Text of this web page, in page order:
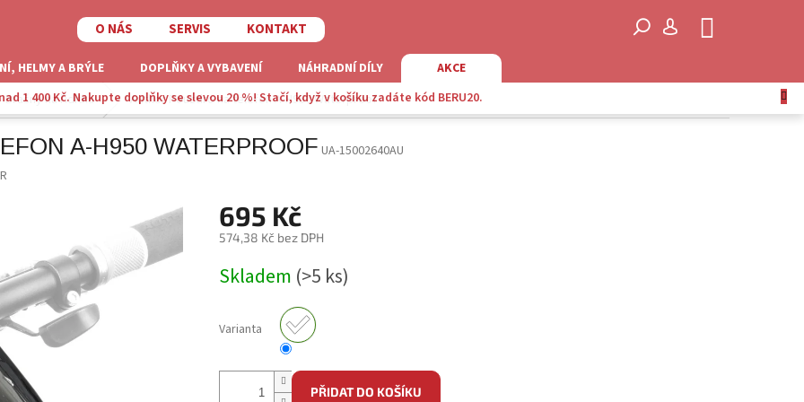
1 400 Kč. Nakupte doplňky se slevou 20 %! Stačí, když v košíku zadáte kód BERU20.
O NÁS SERVIS KONTAKT
HELMY A BRÝLE DOPLŇKY A VYBAVENÍ NÁHRADNÍ DÍLY
AKCE
Brašny na řidítka Author Pouzdro na telefon A-H950 Waterproof
A-H950 WATERPROOFUA-15002640AU
695 Kč
574,38 Kč bez DPH
cena:
Skladem (>5 ks)
Varianta
PŘIDAT DO KOŠÍKU